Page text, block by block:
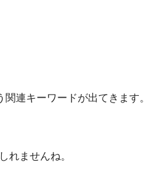
関連キーワードが出てきます。
れませんね。